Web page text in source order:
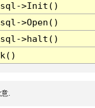
>Init()
>Open()
>halt()
.